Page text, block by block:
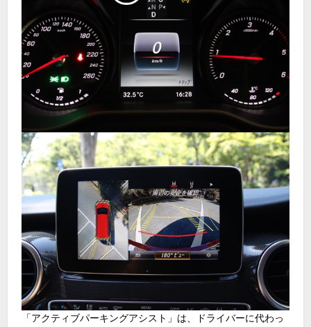
「アクティブパーキングアシスト」は、ドライバーに代わっ